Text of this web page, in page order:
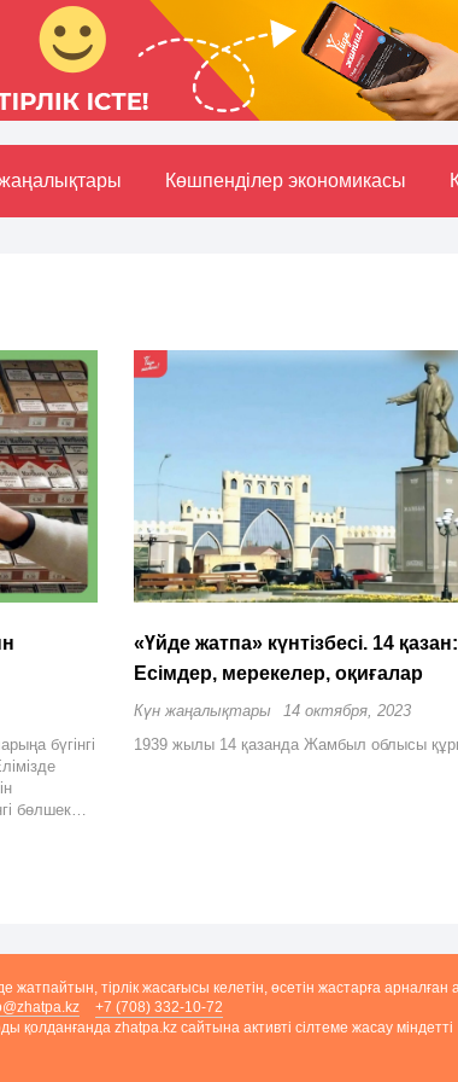
Көшпенділер экономикасы
бүгінгі
бөлшек…
«Үйде жатпа» күнтізбесі. 14 қазан:
Есімдер, мерекелер, оқиғалар
Күн жаңалықтары
14 октября, 2023
1939 жылы 14 қазанда Жамбыл облысы
жатпайтын, тірлік жасағысы келетін, өсетін жастарға
+7 (708) 332-10-72
қолданғанда zhatpa.kz сайтына активті сілтеме жасау міндетті